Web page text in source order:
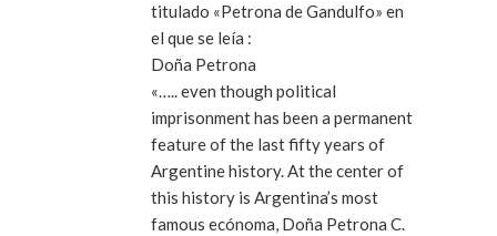
titulado «Petrona de Gandulfo» en
el que se leía :
Doña Petrona
«….. even though political
imprisonment has been a permanent
feature of the last fifty years of
Argentine history. At the center of
this history is Argentina’s most
famous ecónoma, Doña Petrona C.